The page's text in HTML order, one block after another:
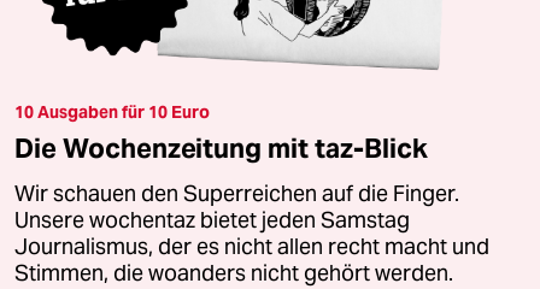
10 Ausgaben für 10 Euro
Die Wochenzeitung mit taz-Blick
Wir schauen den Superreichen auf die Finger.
Unsere wochentaz bietet jeden Samstag
Journalismus, der es nicht allen recht macht und
Stimmen, die woanders nicht gehört werden.